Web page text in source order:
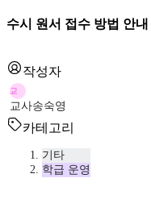
수시 원서 접수 방법 안내
작성자
교
교사송숙영
카테고리
기타
학급 운영